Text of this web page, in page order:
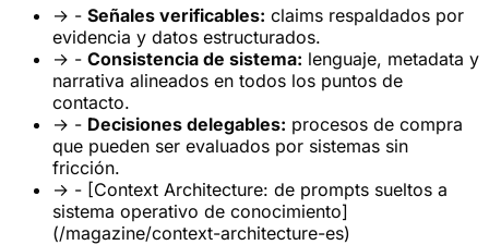
→ - Señales verificables: claims respaldados por
evidencia y datos estructurados.
→ - Consistencia de sistema: lenguaje, metadata y
narrativa alineados en todos los puntos de
contacto.
→ - Decisiones delegables: procesos de compra
que pueden ser evaluados por sistemas sin
fricción.
→ - [Context Architecture: de prompts sueltos a
sistema operativo de conocimiento]
(/magazine/context-architecture-es)